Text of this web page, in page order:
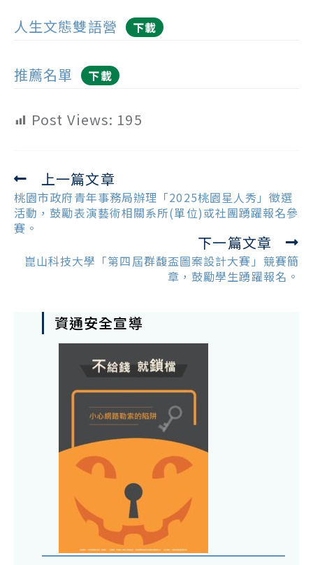
人生文態雙語營
下載
推薦名單 下載
Post Views: 195
Read
more
articles
上一篇文章
桃園市政府青年事務局辦理「2025桃園星人秀」徵選
活動，鼓勵表演藝術相關系所(單位)或社團踴躍報名參
賽。
下一篇文章
崑山科技大學「第四屆群馥盃圖案設計大賽」競賽簡
章，鼓勵學生踴躍報名。
資通安全宣導